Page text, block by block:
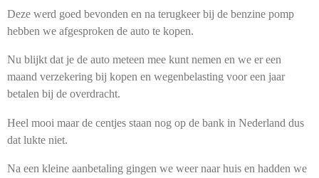
Deze werd goed bevonden en na terugkeer bij de benzine pomp
hebben we afgesproken de auto te kopen.
Nu blijkt dat je de auto meteen mee kunt nemen en we er een
maand verzekering bij kopen en wegenbelasting voor een jaar
betalen bij de overdracht.
Heel mooi maar de centjes staan nog op de bank in Nederland dus
dat lukte niet.
Na een kleine aanbetaling gingen we weer naar huis en hadden we